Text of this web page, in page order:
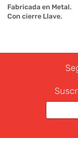
Fabricada en Metal.
Con cierre Llave.